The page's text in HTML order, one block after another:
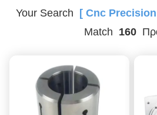
Your Search [ Cnc
Match 160